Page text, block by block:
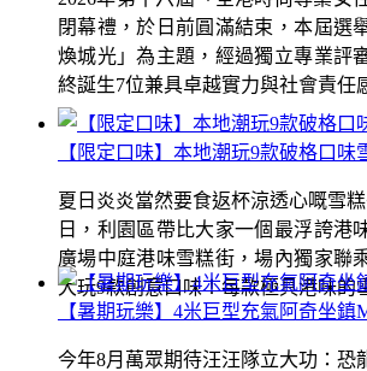
【限定口味】本地潮玩9款破格口味
夏日炎炎當然要食返杯涼透心嘅雪
日，利園區帶比大家一個最浮誇港
廣場中庭港味雪糕街，場內獨家聯
大玩9款創意口味！每款極具港味的
閉幕禮，於日前圓滿結束，本屆選
煥城光」為主題，經過獨立專業評
終誕生7位兼具卓越實力與社會責任
【暑期玩樂】4米巨型充氣阿奇坐鎮
今年8月萬眾期待汪汪隊立大功：恐